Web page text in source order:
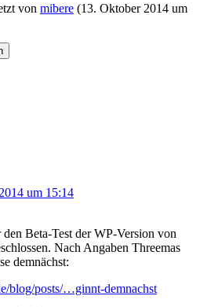
von mibere (13. Oktober 2014 um
um 15:14
Beta-Test der WP-Version von
Nach Angaben Threemas
demnächst:
blog/posts/…ginnt-demnachst